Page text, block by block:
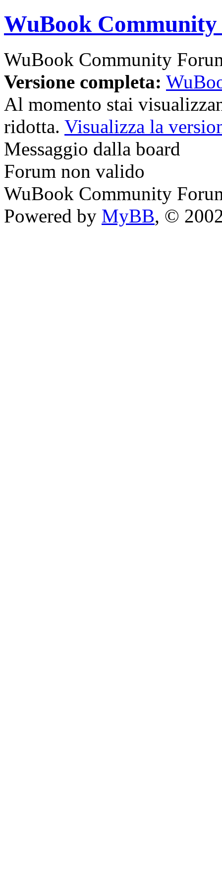
WuBook
WuBook Community
Versione completa:
Al momento stai
ridotta. Visualizza la
Messaggio dalla board
Forum non valido
WuBook Community
Powered by MyBB, ©